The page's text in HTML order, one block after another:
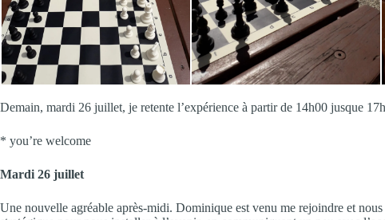
Demain, mardi 26 juillet, je retente l’expérience à partir de 14h00 jusque
* you’re welcome
Mardi 26 juillet
Une nouvelle agréable après-midi. Dominique est venu me rejoindre et